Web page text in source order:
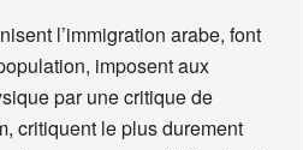
l’immigration arabe, font
imposent aux
par une critique de
critiquent le plus durement